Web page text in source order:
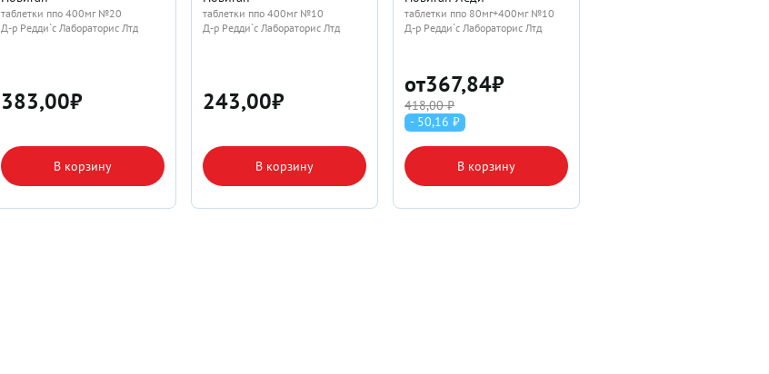
таблетки ппо 400мг №20
Д-р Редди`с Лабораторис Лтд
383,00₽
В корзину
таблетки ппо 400мг №10
Д-р Редди`с Лабораторис Лтд
243,00₽
В корзину
таблетки ппо 80мг+400мг №10
Д-р Редди`с Лабораторис Лтд
от367,84₽
418,00 ₽
- 50,16 ₽
В корзину